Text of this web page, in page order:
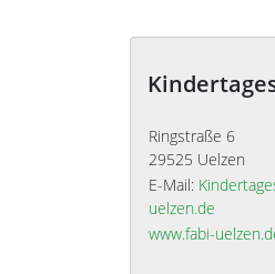
Ringstraße 6
29525 Uelzen
E-Mail:
uelzen.de
www.fabi-